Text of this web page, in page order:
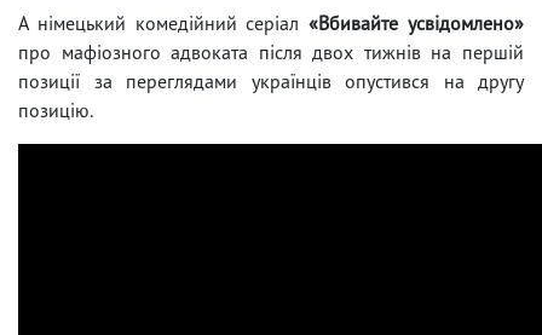
А німецький комедійний серіал«Вбивайте усвідомлено»
про мафіозного адвоката після двох тижнів на першій
позиції за переглядами українців опустився на другу
позицію.